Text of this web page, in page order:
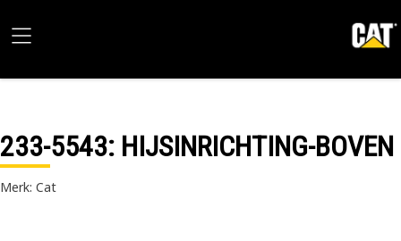
233-5543: HIJSINRICHTING-BOVEN
Merk: Cat